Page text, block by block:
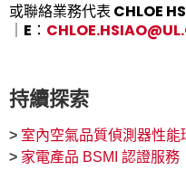
或聯絡業務代表 CHLOE
｜E：
持續探索
> 室內空氣品質偵測器性能
> 家電產品 BSMI 認證服務